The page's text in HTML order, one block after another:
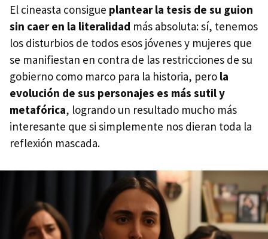
El cineasta consigue plantear la tesis de su guion
sin caer en la literalidad más absoluta: sí, tenemos
los disturbios de todos esos jóvenes y mujeres que
se manifiestan en contra de las restricciones de su
gobierno como marco para la historia, pero la
evolución de sus personajes es más sutil y
metafórica, logrando un resultado mucho más
interesante que si simplemente nos dieran toda la
reflexión mascada.